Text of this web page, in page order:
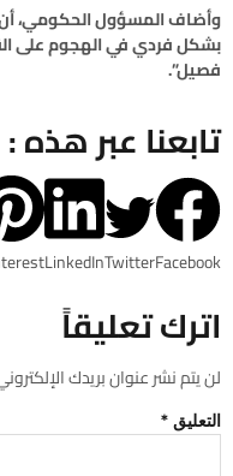
وأضاف المسؤول الحكومي، أن
بشكل فردي في الهجوم على
فصيل”.
تابعنا عبر هذه :
Facebook
Twitter
LinkedIn
اترك تعليقاً
لن يتم نشر عنوان بريدك
التعليق *